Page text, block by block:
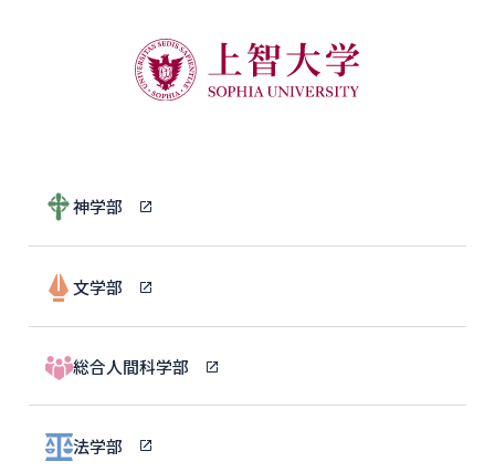
神学部
文学部
総合人間科学部
法学部